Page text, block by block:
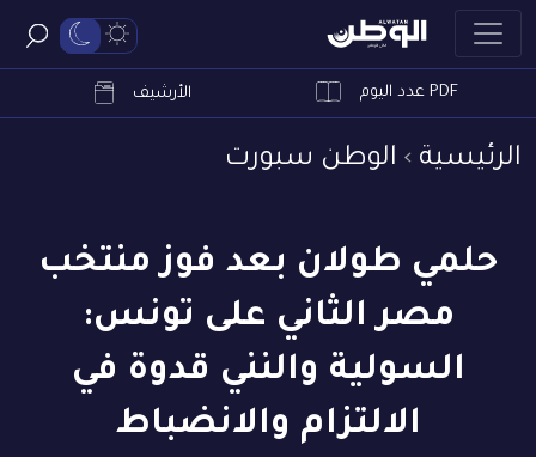
PDF عدد اليوم الأرشيف
الرئيسية الوطن سبورت
حلمي طولان بعد فوز منتخب
مصر الثاني على تونس:
السولية والنني قدوة في
الالتزام والانضباط